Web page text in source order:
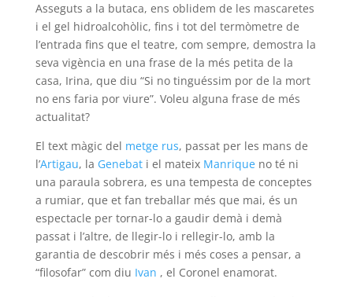
Asseguts a la butaca, ens oblidem de les mascaretes
i el gel hidroalcohòlic, fins i tot del termòmetre de
l’entrada fins que el teatre, com sempre, demostra la
seva vigència en una frase de la més petita de la
casa, Irina, que diu “Si no tinguéssim por de la mort
no ens faria por viure”. Voleu alguna frase de més
actualitat?
El text màgic del metge rus, passat per les mans de
l’Artigau, la Genebati el mateix Manriqueno té ni
una paraula sobrera, es una tempesta de conceptes
a rumiar, que et fan treballar més que mai, és un
espectacle per tornar-lo a gaudir demà i demà
passat i l’altre, de llegir-lo i rellegir-lo, amb la
garantia de descobrir més i més coses a pensar, a
“filosofar” com diu Ivan , el Coronel enamorat.